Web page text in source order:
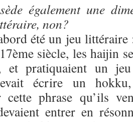
également une
non?
été un jeu littéraire
siècle, les haijin
et pratiquaient un
écrire un
cette phrase qu’ils
entrer en